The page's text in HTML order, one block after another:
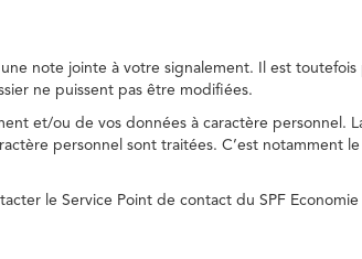
note jointe à votre signalement. Il est toutefois
ne puissent pas être modifiées.
et/ou de vos données à caractère personnel.
personnel sont traitées. C’est notamment le
le Service Point de contact du SPF Economie